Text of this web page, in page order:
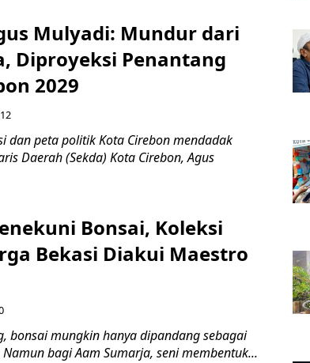
Mulyadi: Mundur dari
Diproyeksi Penantang
2029
dan peta politik Kota Cirebon mendadak
Daerah (Sekda) Kota Cirebon, Agus
Bonsai, Koleksi
Bekasi Diakui Maestro
bonsai mungkin hanya dipandang sebagai
bagi Aam Sumarja, seni membentuk...